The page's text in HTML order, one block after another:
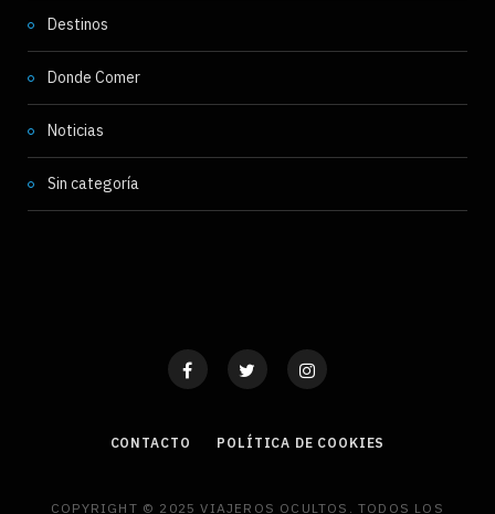
Destinos
Donde Comer
Noticias
Sin categoría
CONTACTO POLÍTICA DE COOKIES
COPYRIGHT © 2025 VIAJEROS OCULTOS. TODOS LOS